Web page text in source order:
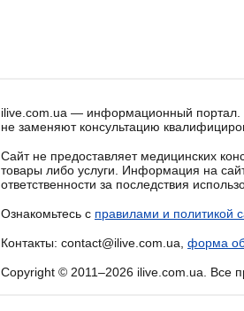
ilive.com.ua — информационный портал.
не заменяют консультацию
Сайт не предоставляет медицинских
товары либо услуги. Информация на
ответственности за последствия
Ознакомьтесь с правилами и политикой
Контакты: contact@ilive.com.ua, форма
Copyright © 2011–2026 ilive.com.ua. Все